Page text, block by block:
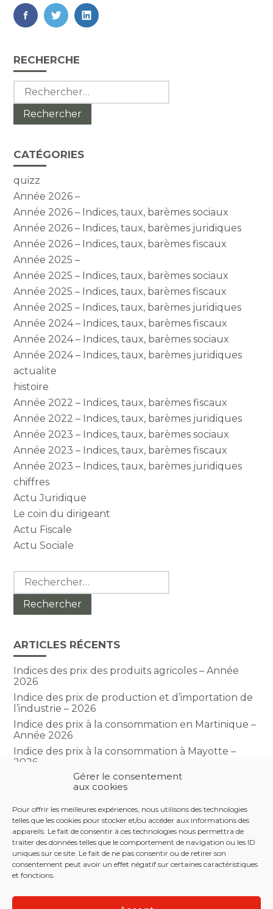
Gérer le consentement
aux cookies
Pour offrir les meilleures expériences, nous utilisons des technologies
telles que les cookies pour stocker et/ou accéder aux informations des
appareils. Le fait de consentir à ces technologies nous permettra de
traiter des données telles que le comportement de navigation ou les ID
uniques sur ce site. Le fait de ne pas consentir ou de retirer son
consentement peut avoir un effet négatif sur certaines caractéristiques
et fonctions.
FaceBook
TwitterLinkedIn
Blog
sidebar
RECHERCHE
Rechercher :
CATÉGORIES
quizz
Année 2026 –
Année 2026 – Indices, taux, barèmes sociaux
Année 2026 – Indices, taux, barèmes juridiques
Année 2026 – Indices, taux, barèmes fiscaux
Année 2025 –
Année 2025 – Indices, taux, barèmes sociaux
Année 2025 – Indices, taux, barèmes fiscaux
Année 2025 – Indices, taux, barèmes juridiques
Année 2024 – Indices, taux, barèmes fiscaux
Année 2024 – Indices, taux, barèmes sociaux
Année 2024 – Indices, taux, barèmes juridiques
actualite
histoire
Année 2022 – Indices, taux, barèmes fiscaux
Année 2022 – Indices, taux, barèmes juridiques
Année 2023 – Indices, taux, barèmes sociaux
Année 2023 – Indices, taux, barèmes fiscaux
Année 2023 – Indices, taux, barèmes juridiques
chiffres
Actu Juridique
Le coin du dirigeant
Actu Fiscale
Actu Sociale
Rechercher :
ARTICLES RÉCENTS
Indices des prix des produits agricoles – Année
2026
Indice des prix de production et d’importation de
l’industrie – 2026
Indice des prix à la consommation en Martinique –
Année 2026
Indice des prix à la consommation à Mayotte –
2026
Indice du climat des affaires dans le BTP – Année
COMMENTAIRES RÉCENTS
Footer
LE CABINET NOS SERVICES NOS OUTILS